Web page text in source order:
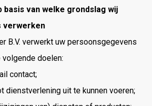
basis van welke grondslag wij
verwerken
B.V. verwerkt uw persoonsgegevens
doelen:
contact;
dienstverlening uit te kunnen voeren;